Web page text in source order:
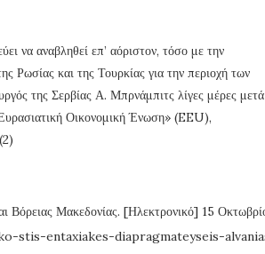
να αναβληθεί επ’ αόριστον, τόσο με την
Ρωσίας και της Τουρκίας για την περιοχή των
της Σερβίας Α. Μπρνάμπιτς λίγες μέρες
Οικονομική Ένωση» (EEU),
Βόρειας Μακεδονίας. [Ηλεκτρονικό] 15
entaxiakes-diapragmateyseis-